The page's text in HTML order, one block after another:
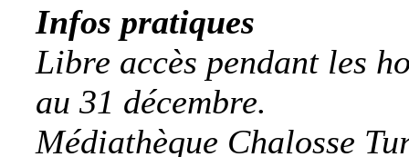
Infos pratiques
Libre accès pendant les
au 31 décembre.
Médiathèque Chalosse